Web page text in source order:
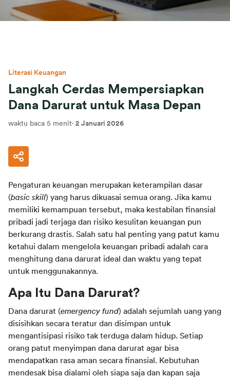
Literasi Keuangan
Langkah Cerdas Mempersiapkan
Dana Darurat untuk Masa Depan
waktu baca 5 menit· 2 Januari 2026
Pengaturan keuangan merupakan keterampilan dasar
(basic skill) yang harus dikuasai semua orang. Jika kamu
memiliki kemampuan tersebut, maka kestabilan finansial
pribadi jadi terjaga dan risiko kesulitan keuangan pun
berkurang drastis. Salah satu hal penting yang patut kamu
ketahui dalam mengelola keuangan pribadi adalah cara
menghitung dana darurat ideal dan waktu yang tepat
untuk menggunakannya.
Apa Itu Dana Darurat?
Dana darurat (emergency fund) adalah sejumlah uang yang
disisihkan secara teratur dan disimpan untuk
mengantisipasi risiko tak terduga dalam hidup. Setiap
orang patut menyimpan dana darurat agar bisa
mendapatkan rasa aman secara finansial. Kebutuhan
mendesak bisa dialami oleh siapa saja dan kapan saja